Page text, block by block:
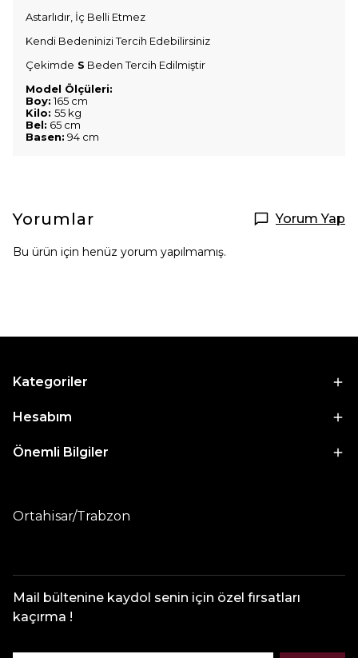
Astarlıdır, İç Belli Etmez
Kendi Bedeninizi Tercih Edebilirsiniz
Çekimde S Beden Tercih Edilmiştir
Model Ölçüleri:
Boy:165 cm
Kilo: 55 kg
Bel: 65 cm
Basen: 94 cm
Yorumlar Yorum Yap
Bu ürün için henüz yorum yapılmamış.
Kategoriler
Hesabım
Önemli Bilgiler
Ortahisar/Trabzon
Mail bültenine kaydol senin için özel fırsatları
kaçırma !